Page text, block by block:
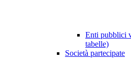
Enti pubblici
tabelle)
Società partecipate